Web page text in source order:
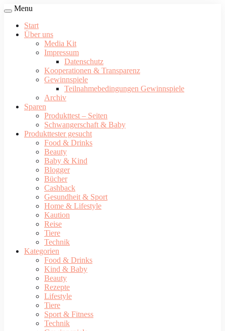
Menu
Start
Über uns
Media Kit
Impressum
Datenschutz
Kooperationen & Transparenz
Gewinnspiele
Teilnahmebedingungen Gewinnspiele
Archiv
Sparen
Produkttest – Seiten
Schwangerschaft & Baby
Produkttester gesucht
Food & Drinks
Beauty
Baby & Kind
Blogger
Bücher
Cashback
Gesundheit & Sport
Home & Lifestyle
Kaution
Reise
Tiere
Technik
Kategorien
Food & Drinks
Kind & Baby
Beauty
Rezepte
Lifestyle
Tiere
Sport & Fitness
Technik